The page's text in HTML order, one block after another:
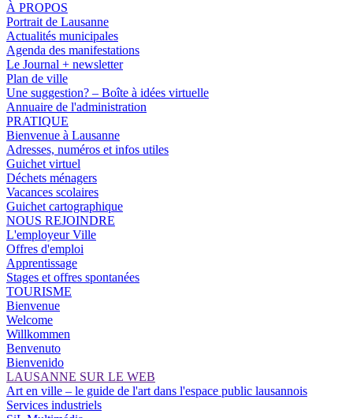
À PROPOS
Portrait de Lausanne
Actualités municipales
Agenda des manifestations
Le Journal + newsletter
Plan de ville
Une suggestion? – Boîte à idées virtuelle
Annuaire de l'administration
PRATIQUE
Bienvenue à Lausanne
Adresses, numéros et infos utiles
Guichet virtuel
Déchets ménagers
Vacances scolaires
Guichet cartographique
NOUS REJOINDRE
L'employeur Ville
Offres d'emploi
Apprentissage
Stages et offres spontanées
TOURISME
Bienvenue
Welcome
Willkommen
Benvenuto
Bienvenido
LAUSANNE SUR LE WEB
Art en ville – le guide de l'art dans l'espace public lausannois
Services industriels